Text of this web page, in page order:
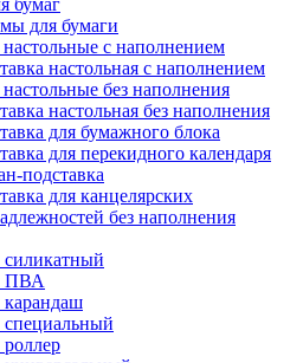
бумаг
для бумаги
с наполнением
настольная с наполнением
без наполнения
настольная без наполнения
для бумажного блока
для перекидного календаря
подставка
для канцелярских
без наполнения
ПВА